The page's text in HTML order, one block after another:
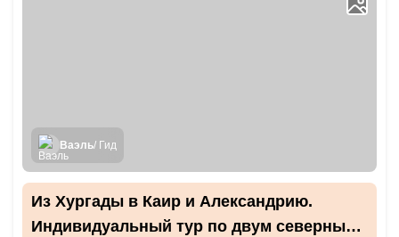
Ваэль/ Гид
Из Хургады в Каир и Александрию.
Индивидуальный тур по двум северным